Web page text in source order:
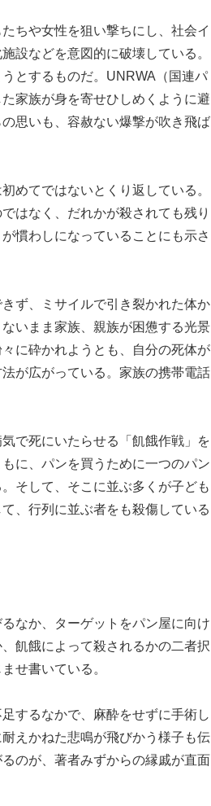
ちや女性を狙い撃ちにし、社会イ
設などを意図的に破壊している。
とするものだ。UNRWA（国連パ
家族が身を寄せひしめくように避
思いも、容赦ない爆撃が吹き飛ば
めてではないとくり返している。
はなく、だれかが殺されても残り
慣わしになっていることにも示さ
ず、ミサイルで引き裂かれた体か
いまま家族、親族が困憊する光景
に砕かれようとも、自分の死体が
が広がっている。家族の携帯電話
で死にいたらせる「飢餓作戦」を
に、パンを買うために一つのパン
そして、そこに並ぶ多くが子ども
、行列に並ぶ者をも殺傷している
なか、ターゲットをパン屋に向け
飢餓によって殺されるかの二者択
せ書いている。
するなかで、麻酔をせずに手術し
えかねた悲鳴が飛びかう様子も伝
のが、著者みずからの縁戚が直面